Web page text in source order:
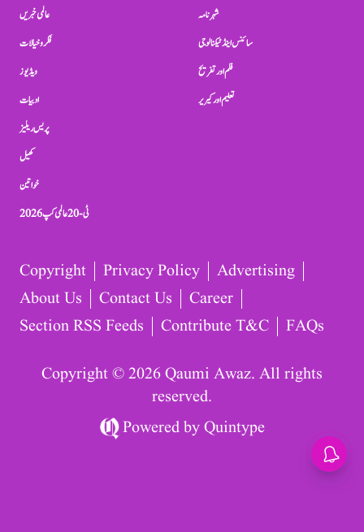
عالمی خبریں
فکر و خیالات
ویڈیوز
ادبیات
پریس ریلیز
کھیل
خواتین
ٹی-20 عالمی کپ 2026
شہرنامہ
سائنس اینڈ ٹیکنالوجی
فلم اور تفریح
تعلیم اور کیریر
Copyright Privacy Policy
Advertising
About Us
Contact Us
Career
Section RSS Feeds
Contribute T&C FAQs
Copyright © 2026 Qaumi Awaz. All rights
reserved.
Powered byQuintype